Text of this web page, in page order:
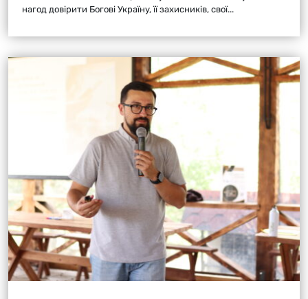
нагод довірити Богові Україну, її захисників, свої...